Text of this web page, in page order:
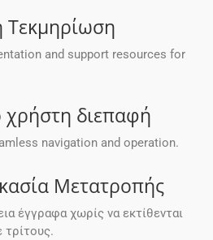
and support resources for
χρήστη διεπαφή
navigation and operation.
Μετατροπής
έγγραφα χωρίς να εκτίθενται
τρίτους.